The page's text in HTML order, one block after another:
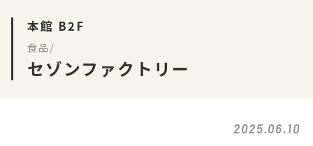
本館 B2F
食品/
セゾンファクトリー
2025.06.10